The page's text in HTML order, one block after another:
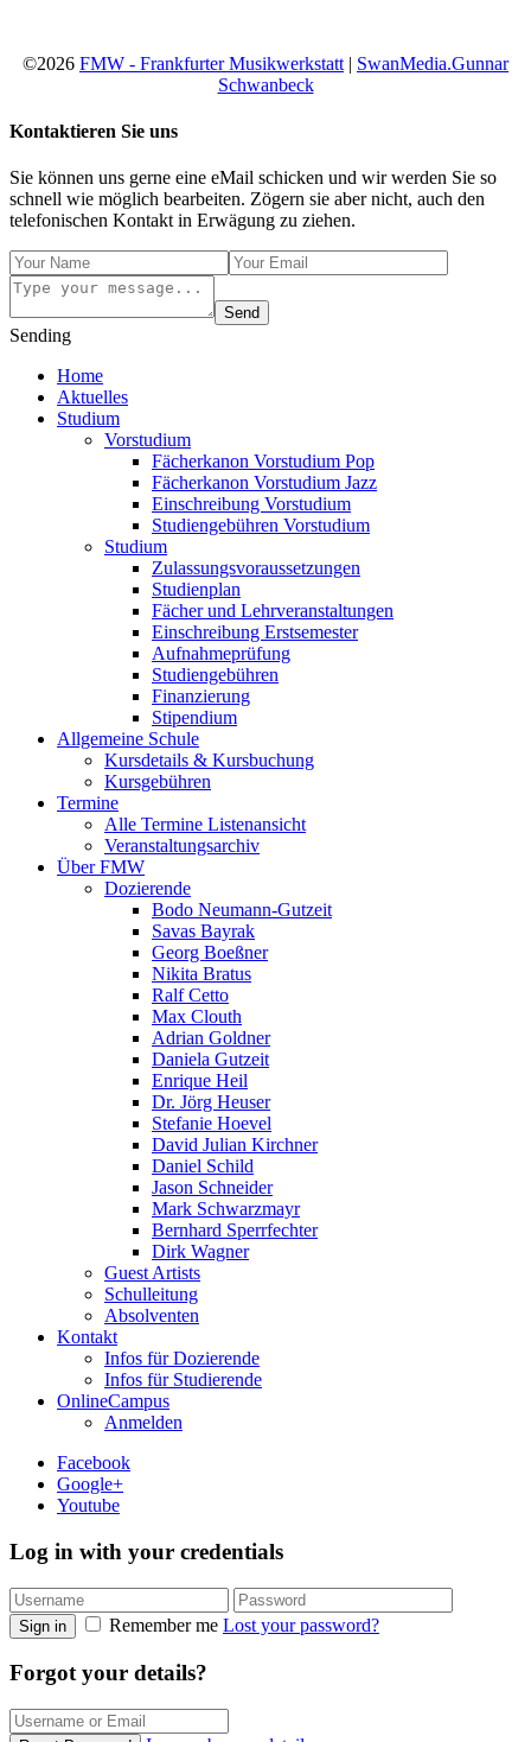
©2026 FMW - Frankfurter Musikwerkstatt | SwanMedia.Gunnar
Schwanbeck
Kontaktieren Sie uns
Sie können uns gerne eine eMail schicken und wir werden Sie so
schnell wie möglich bearbeiten. Zögern sie aber nicht, auch den
telefonischen Kontakt in Erwägung zu ziehen.
Send
Sending
Home
Aktuelles
Studium
Vorstudium
Fächerkanon Vorstudium Pop
Fächerkanon Vorstudium Jazz
Einschreibung Vorstudium
Studiengebühren Vorstudium
Studium
Zulassungsvoraussetzungen
Studienplan
Fächer und Lehrveranstaltungen
Einschreibung Erstsemester
Aufnahmeprüfung
Studiengebühren
Finanzierung
Stipendium
Allgemeine Schule
Kursdetails & Kursbuchung
Kursgebühren
Termine
Alle Termine Listenansicht
Veranstaltungsarchiv
Über FMW
Dozierende
Bodo Neumann-Gutzeit
Savas Bayrak
Georg Boeßner
Nikita Bratus
Ralf Cetto
Max Clouth
Adrian Goldner
Daniela Gutzeit
Enrique Heil
Dr. Jörg Heuser
Stefanie Hoevel
David Julian Kirchner
Daniel Schild
Jason Schneider
Mark Schwarzmayr
Bernhard Sperrfechter
Dirk Wagner
Guest Artists
Schulleitung
Absolventen
Kontakt
Infos für Dozierende
Infos für Studierende
OnlineCampus
Anmelden
Facebook
Google+
Youtube
Log in with your credentials
Sign in Remember me Lost your password?
Forgot your details?